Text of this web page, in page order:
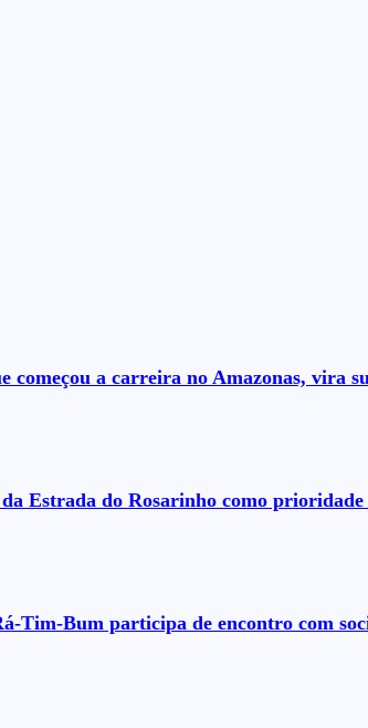
começou a carreira no Amazonas, vira
Estrada do Rosarinho como
Tim-Bum participa de encontro com